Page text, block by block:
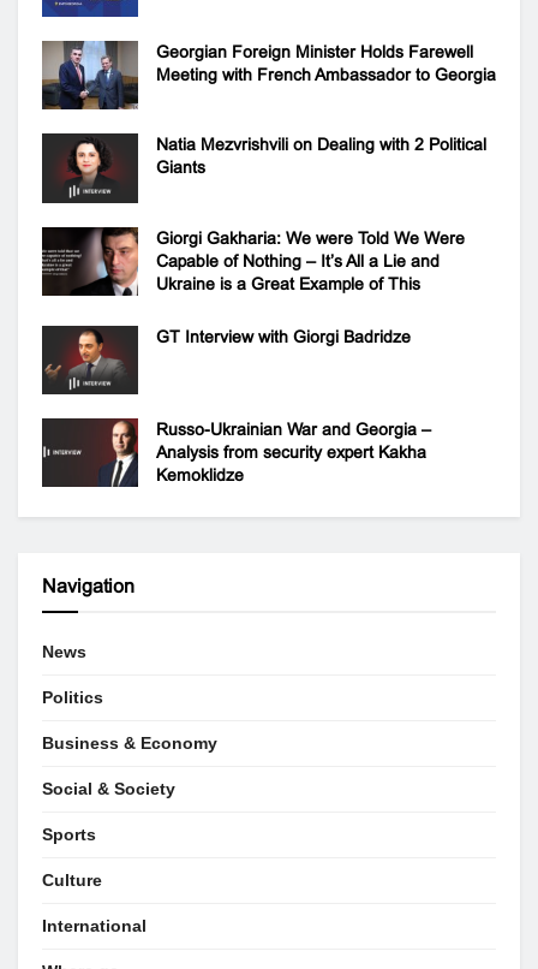
Georgian Foreign Minister Holds Farewell
Meeting with French Ambassador to Georgia
Natia Mezvrishvili on Dealing with 2 Political
Giants
Giorgi Gakharia: We were Told We Were
Capable of Nothing – It’s All a Lie and
Ukraine is a Great Example of This
GT Interview with Giorgi Badridze
Russo-Ukrainian War and Georgia –
Analysis from security expert Kakha
Kemoklidze
Navigation
News
Politics
Business & Economy
Social & Society
Sports
Culture
International